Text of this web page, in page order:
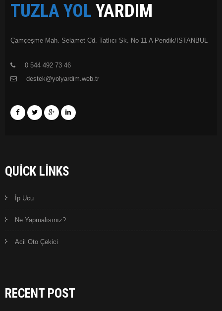
TUZLA YOL YARDIM
Çamçeşme Mah. Selamet Cd. Tatlıcı Sk. No 11 A Pendik/ISTANBUL
0 544 492 73 46
destek@yolyardim.web.tr
QUICK LINKS
İp Ucu
Ne Yapmalısınız?
Acil Oto Çekici
RECENT POST